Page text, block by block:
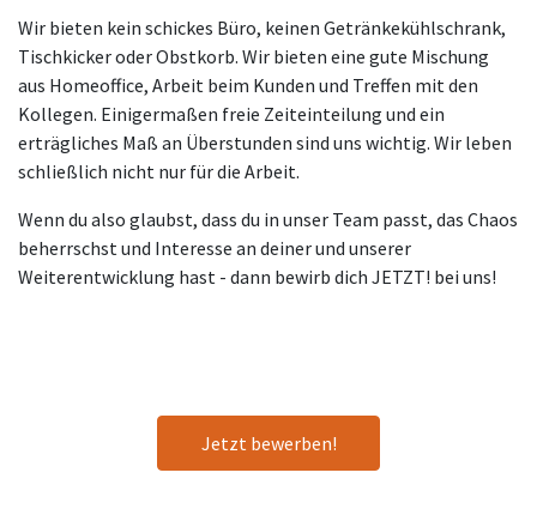
Wir bieten kein schickes Büro, keinen Getränkekühlschrank,
Tischkicker oder Obstkorb. Wir bieten eine gute Mischung
aus Homeoffice, Arbeit beim Kunden und Treffen mit den
Kollegen. Einigermaßen freie Zeiteinteilung und ein
erträgliches Maß an Überstunden sind uns wichtig. Wir leben
schließlich nicht nur für die Arbeit.
Wenn du also glaubst, dass du in unser Team passt, das Chaos
beherrschst und Interesse an deiner und unserer
Weiterentwicklung hast - dann bewirb dich JETZT! bei uns!
Jetzt bewerben!